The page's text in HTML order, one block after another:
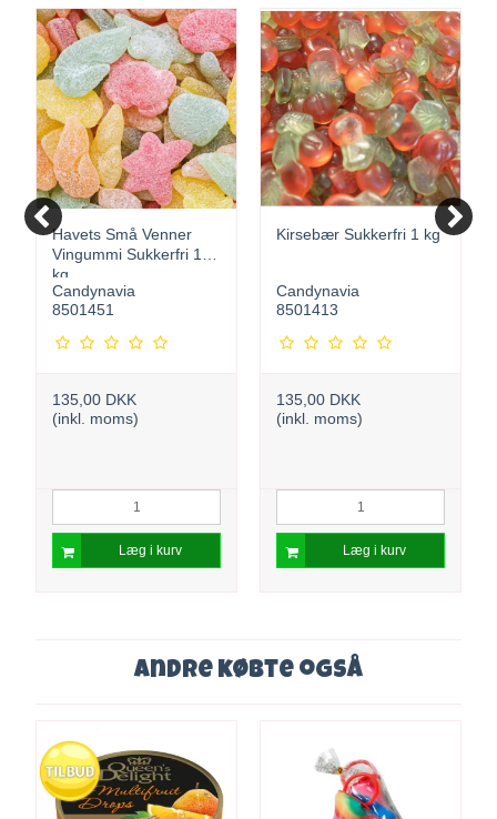
Havets Små Venner
Vingummi Sukkerfri 1
kg.
Candynavia
8501451
135,00 DKK
(inkl. moms)
Læg i kurv
Kirsebær Sukkerfri 1 kg
Candynavia
8501413
135,00 DKK
(inkl. moms)
Læg i kurv
Andre købte også